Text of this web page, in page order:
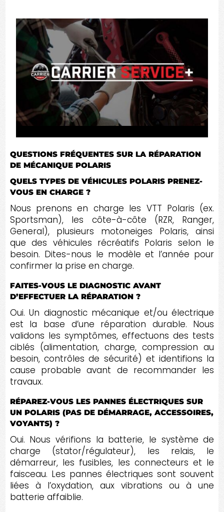
QUESTIONS FRÉQUENTES SUR LA RÉPARATION
DE MÉCANIQUE POLARIS
QUELS TYPES DE VÉHICULES POLARIS PRENEZ-
VOUS EN CHARGE ?
Nous prenons en charge les VTT Polaris (ex.
Sportsman), les côte-à-côte (RZR, Ranger,
General), plusieurs motoneiges Polaris, ainsi
que des véhicules récréatifs Polaris selon le
besoin. Dites-nous le modèle et l’année pour
confirmer la prise en charge.
FAITES-VOUS LE DIAGNOSTIC AVANT
D’EFFECTUER LA RÉPARATION ?
Oui. Un diagnostic mécanique et/ou électrique
est la base d’une réparation durable. Nous
validons les symptômes, effectuons des tests
ciblés (alimentation, charge, compression au
besoin, contrôles de sécurité) et identifions la
cause probable avant de recommander les
travaux.
RÉPAREZ-VOUS LES PANNES ÉLECTRIQUES SUR
UN POLARIS (PAS DE DÉMARRAGE, ACCESSOIRES,
VOYANTS) ?
Oui. Nous vérifions la batterie, le système de
charge (stator/régulateur), les relais, le
démarreur, les fusibles, les connecteurs et le
faisceau. Les pannes électriques sont souvent
liées à l’oxydation, aux vibrations ou à une
batterie affaiblie.